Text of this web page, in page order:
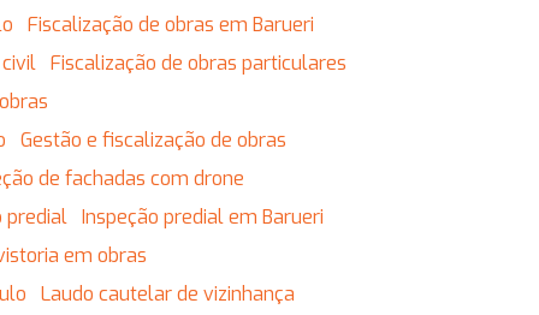
Fiscalização de obras em Barueri
civil
Fiscalização de obras particulares
Gestão e fiscalização de obras
de fachadas com drone
predial
Inspeção predial em Barueri
em obras
Laudo cautelar de vizinhança